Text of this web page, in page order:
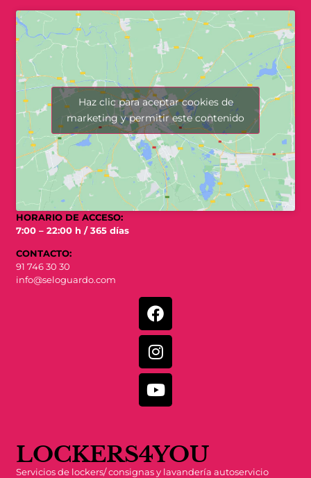
Haz clic para aceptar cookies de
marketing y permitir este contenido
HORARIO DE ACCESO:
7:00 – 22:00 h / 365 días
CONTACTO:
91 746 30 30
info@seloguardo.com
LOCKERS4YOU
Servicios de lockers/ consignas y lavandería autoservicio